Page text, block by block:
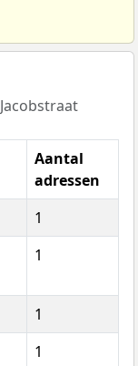
Aantal
adressen
1
1
1
1